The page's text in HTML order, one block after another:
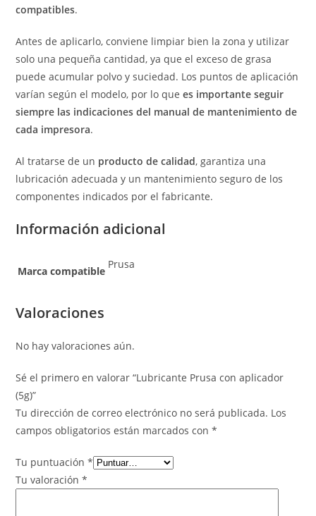
compatibles.
Antes de aplicarlo, conviene limpiar bien la zona y utilizar
solo una pequeña cantidad, ya que el exceso de grasa
puede acumular polvo y suciedad. Los puntos de aplicación
varían según el modelo, por lo que es importante seguir
siempre las indicaciones del manual de mantenimiento de
cada impresora.
Al tratarse de un producto de calidad, garantiza una
lubricación adecuada y un mantenimiento seguro de los
componentes indicados por el fabricante.
Información adicional
Marca compatible
Prusa
Valoraciones
No hay valoraciones aún.
Sé el primero en valorar “Lubricante Prusa con aplicador
(5g)”
Tu dirección de correo electrónico no será publicada. Los
campos obligatorios están marcados con*
Tu puntuación*
Tu valoración*